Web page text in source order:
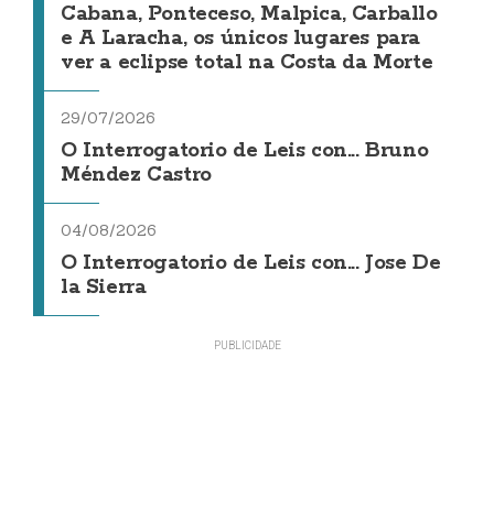
Cabana, Ponteceso, Malpica, Carballo
e A Laracha, os únicos lugares para
ver a eclipse total na Costa da Morte
29/07/2026
O Interrogatorio de Leis con... Bruno
Méndez Castro
04/08/2026
O Interrogatorio de Leis con... Jose De
la Sierra